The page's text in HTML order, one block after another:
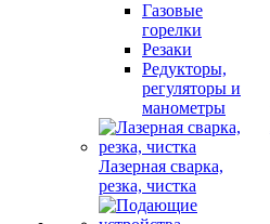
Газовые
горелки
Резаки
Редукторы,
регуляторы и
манометры
Лазерная сварка,
резка, чистка